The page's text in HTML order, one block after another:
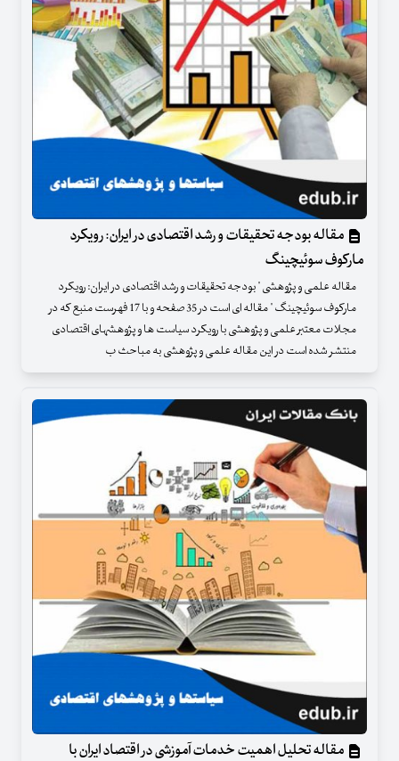
مقاله بودجه تحقیقات و رشد اقتصادی در ایران: رویکرد
مارکوف سوئیچینگ
مقاله علمی و پژوهشی " بودجه تحقیقات و رشد اقتصادی در ایران: رویکرد
مارکوف سوئیچینگ " مقاله ای است در 35 صفحه و با 17 فهرست منبع که در
مجلات معتبر علمی و پژوهشی با رویکرد سیاست ها و پژوهشهای اقتصادی
منتشر شده است در این مقاله علمی و پژوهشی به مباحث ب
مقاله تحلیل اهمیت خدمات آموزشی در اقتصاد ایران با